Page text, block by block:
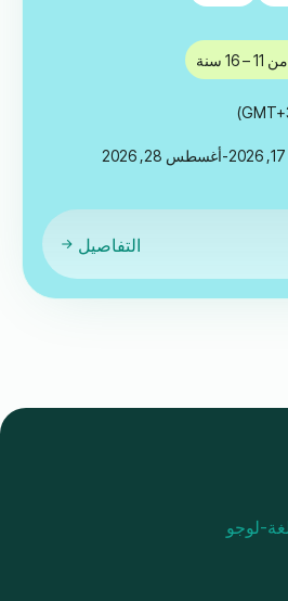
-أغسطس 28, 2026
التفاصيل